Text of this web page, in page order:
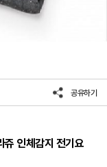
공유하기
인체감지 전기요